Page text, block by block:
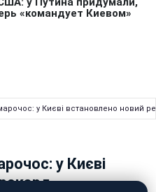
у Києві встановлено новий
у Києві